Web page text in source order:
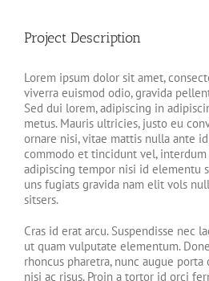
Project Description
Lorem ipsum dolor sit amet,
viverra euismod odio, gravida
Sed dui lorem, adipiscing in
metus. Mauris ultricies, justo eu
ornare nisi, vitae mattis nulla ante
commodo et tincidunt vel, interdum
adipiscing tempor nisi id elementu
uns fugiats gravida nam elit vols
sitsers.
Cras id erat arcu. Suspendisse nec
ut quam vulputate elementum.
rhoncus pharetra, nunc augue
nisi ac risus. Proin a tortor id orci